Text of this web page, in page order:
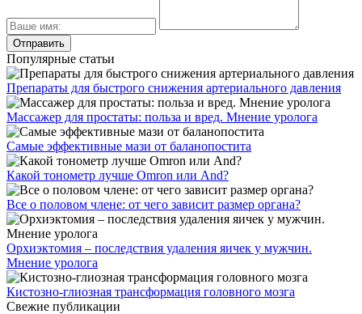
Популярные статьи
Препараты для быстрого снижения артериального давления
Массажер для простаты: польза и вред. Мнение уролога
Самые эффективные мази от баланопостита
Какой тонометр лучше Omron или And?
Все о половом члене: от чего зависит размер органа?
Орхиэктомия – последствия удаления яичек у мужчин.
Мнение уролога
Кистозно-глиозная трансформация головного мозга
Свежие публикации